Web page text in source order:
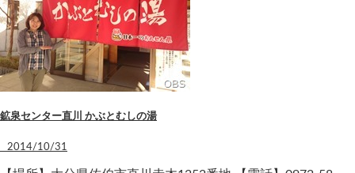
鉱泉センター直川 かぶとむしの湯
2014/10/31